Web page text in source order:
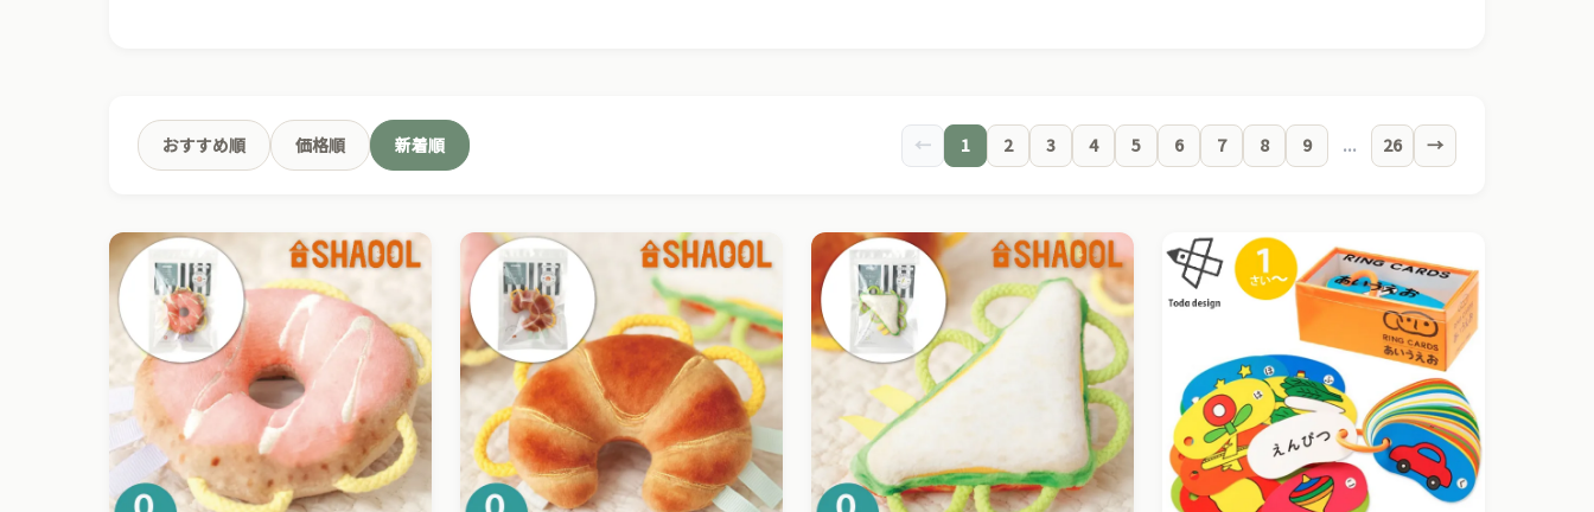
おすすめ順 価格順 新着順 ← 1 2 3 4 5 6 7 8 9 ... 26 →